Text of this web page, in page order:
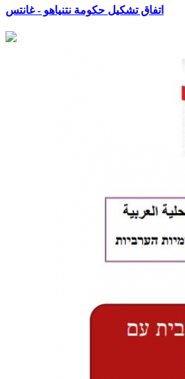
اتفاق تشكيل حكومة نتنياهو - غانتس